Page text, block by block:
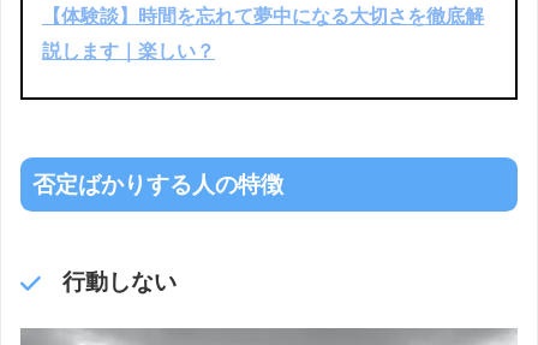
【体験談】時間を忘れて夢中になる大切さを徹底解
説します｜楽しい？
否定ばかりする人の特徴
行動しない